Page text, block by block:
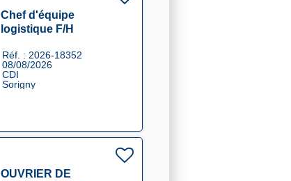
Chef d'équipe
logistique F/H
Réf. : 2026-18352
08/08/2026
CDI
Sorigny
OUVRIER DE